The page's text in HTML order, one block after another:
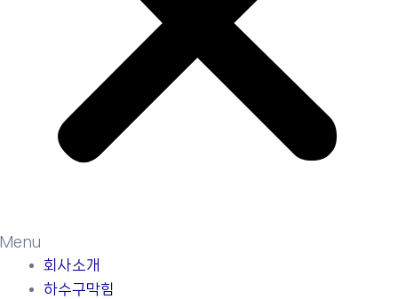
Menu
회사소개
하수구막힘